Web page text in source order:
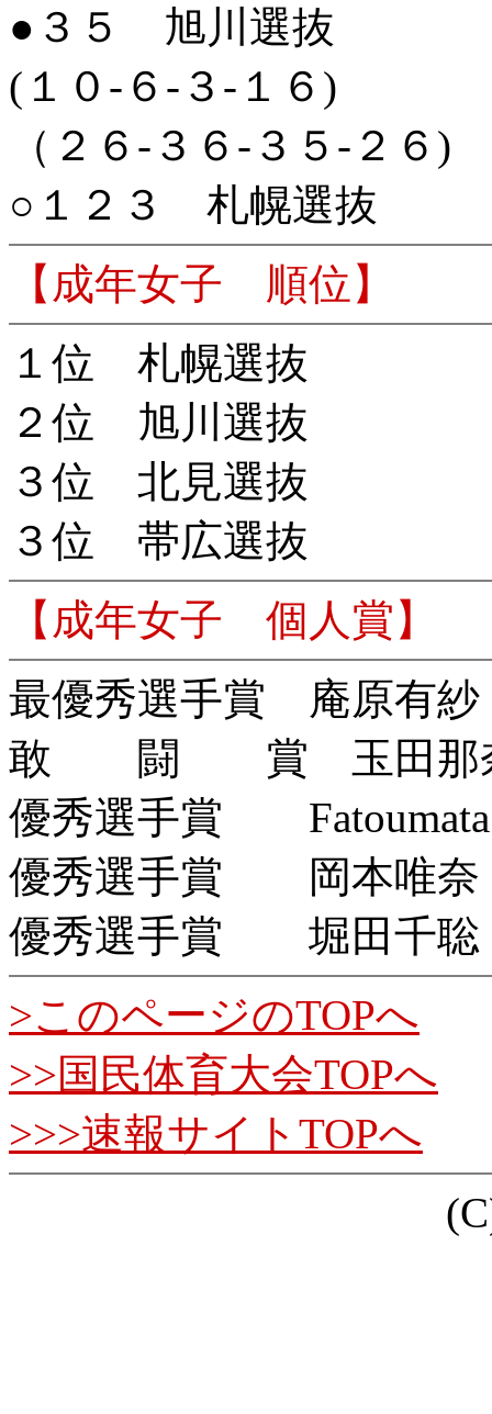
●３５ 旭川選抜
(１０-６-３-１６)
（２６-３６-３５-２６)
○１２３ 札幌選抜
【成年女子 順位】
１位 札幌選抜
２位 旭川選抜
３位 北見選抜
３位 帯広選抜
【成年女子 個人賞】
最優秀選手賞 庵原有紗
敢 闘 賞 玉田那奈
優秀選手賞 Fatoumata
優秀選手賞 岡本唯奈
優秀選手賞 堀田千聡
>このページのTOPへ
>>国民体育大会TOPへ
>>>速報サイトTOPへ